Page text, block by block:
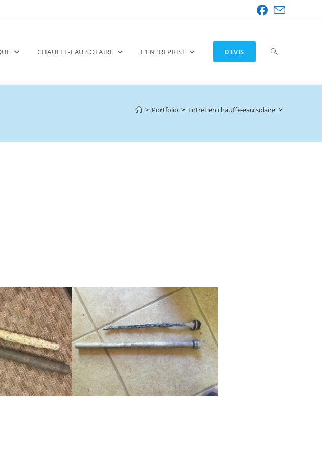
CHAUFFE-EAU SOLAIRE L’ENTREPRISE DEVIS TOGGLE
> Portfolio > Entretien chauffe-eau solaire >